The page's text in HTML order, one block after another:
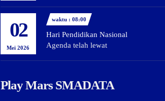
02
Mei 2026
waktu : 08:00
Hari Pendidikan Nasional
Agenda telah lewat
Play Mars SMADATA